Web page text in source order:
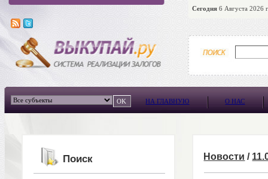
Сегодня 6 Августа 2026
НА ГЛАВНУЮ О НАС
Поиск Новости /